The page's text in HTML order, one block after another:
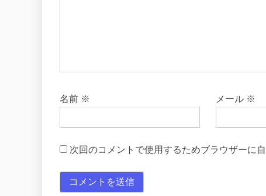
名前 ※ メール ※
次回のコメントで使用するためブラウザーに